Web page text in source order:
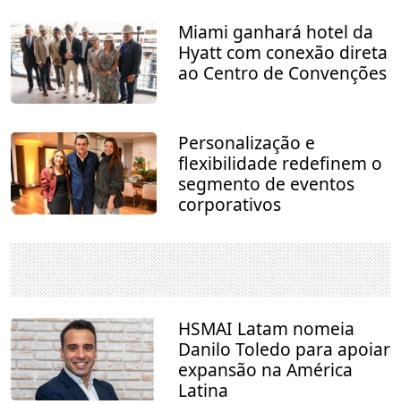
Miami ganhará hotel da
Hyatt com conexão direta
ao Centro de Convenções
Personalização e
flexibilidade redefinem o
segmento de eventos
corporativos
HSMAI Latam nomeia
Danilo Toledo para apoiar
expansão na América
Latina